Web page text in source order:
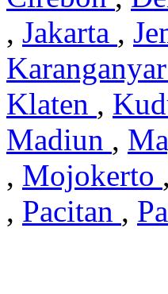
, Jakarta ,
Karanganyar
Klaten ,
Madiun ,
, Mojokerto ,
, Pacitan ,